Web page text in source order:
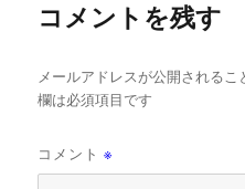
コメントを残す
メールアドレスが公開されるこ
欄は必須項目です
コメント※